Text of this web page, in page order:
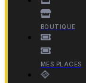
BOUTIQUE
MES PLACES